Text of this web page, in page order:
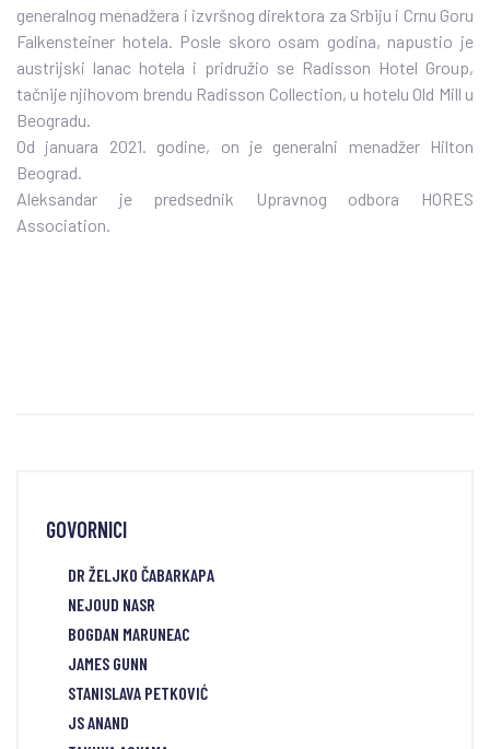
generalnog menadžera i izvršnog direktora za Srbiju i Crnu Goru
Falkensteiner hotela. Posle skoro osam godina, napustio je
austrijski lanac hotela i pridružio se Radisson Hotel Group,
tačnije njihovom brendu Radisson Collection, u hotelu Old Mill u
Beogradu.
Od januara 2021. godine, on je generalni menadžer Hilton
Beograd.
Aleksandar je predsednik Upravnog odbora HORES
Association.
GOVORNICI
DR ŽELJKO ČABARKAPA
NEJOUD NASR
BOGDAN MARUNEAC
JAMES GUNN
STANISLAVA PETKOVIĆ
JS ANAND